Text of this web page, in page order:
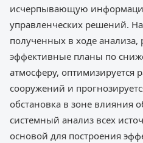
исчерпывающую
управленческих решений.
полученных в ходе анализа,
эффективные планы по
атмосферу, оптимизируется
сооружений и
обстановка в зоне влияния
системный анализ всех
основой для построения